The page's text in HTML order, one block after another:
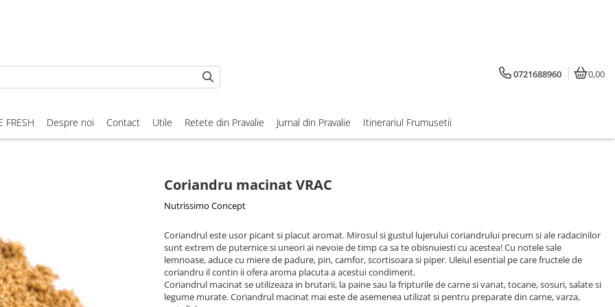
0721688960 0,00
FRESH Despre noi Contact Utile Retete din Pravalie Jurnal din Pravalie Itinerariul Frumusetii
Coriandru macinat VRAC
Nutrissimo Concept
Coriandrul este usor picant si placut aromat. Mirosul si gustul lujerului coriandrului precum si ale radacinilor
sunt extrem de puternice si uneori ai nevoie de timp ca sa te obisnuiesti cu acestea! Cu notele sale
lemnoase, aduce cu miere de padure, pin, camfor, scortisoara si piper. Uleiul esential pe care fructele de
coriandru il contin ii ofera aroma placuta a acestui condiment.
Coriandrul macinat se utilizeaza in brutarii, la paine sau la fripturile de carne si vanat, tocane, sosuri, salate si
legume murate. Coriandrul macinat mai este de asemenea utilizat si pentru preparate din carne, varza,